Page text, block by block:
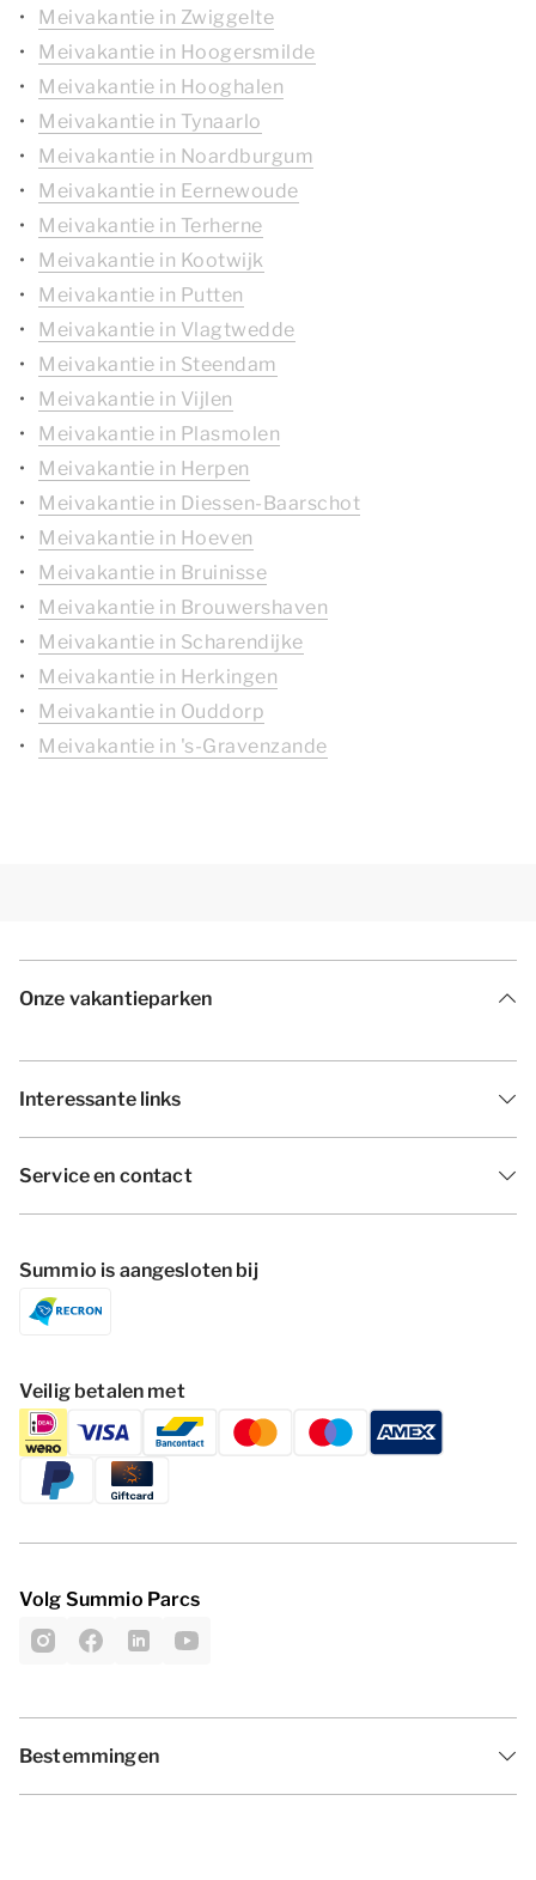
Meivakantie in Zwiggelte
Meivakantie in Hoogersmilde
Meivakantie in Hooghalen
Meivakantie in Tynaarlo
Meivakantie in Noardburgum
Meivakantie in Eernewoude
Meivakantie in Terherne
Meivakantie in Kootwijk
Meivakantie in Putten
Meivakantie in Vlagtwedde
Meivakantie in Steendam
Meivakantie in Vijlen
Meivakantie in Plasmolen
Meivakantie in Herpen
Meivakantie in Diessen-Baarschot
Meivakantie in Hoeven
Meivakantie in Bruinisse
Meivakantie in Brouwershaven
Meivakantie in Scharendijke
Meivakantie in Herkingen
Meivakantie in Ouddorp
Meivakantie in 's-Gravenzande
Onze vakantieparken
Interessante links
Service en contact
Summio is aangesloten bij
Veilig betalen met
Volg Summio Parcs
Bestemmingen